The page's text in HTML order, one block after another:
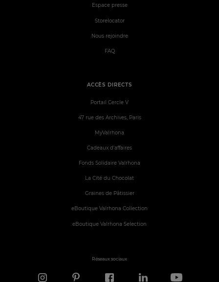
ACCÈS DIRECTS
Portail Cercle V
47 rue des Archives, Paris
MyValrhona
Cadeaux d'affaires
Fonds Solidaire Valrhona
La Cité du Chocolat
Graines de Pâtissier
eBoutique Valrhona Collection
eBoutique Valrhona Selection
Espace presse
Storelocator
Nous rejoindre
FAQ
Réseaux sociaux